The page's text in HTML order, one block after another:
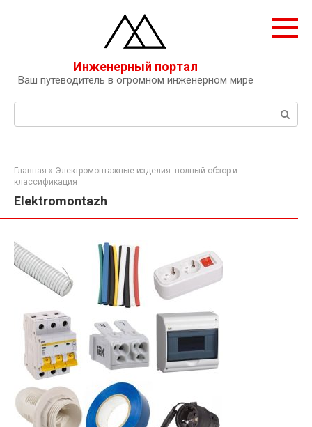
Инженерный портал
Ваш путеводитель в огромном инженерном мире
Поиск:
Главная » Электромонтажные изделия: полный обзор и
классификация
Elektromontazh